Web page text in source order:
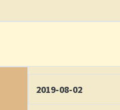
2019-08-02